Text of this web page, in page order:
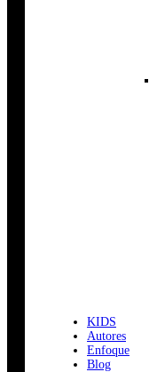
KIDS
Autores
Enfoque
Blog